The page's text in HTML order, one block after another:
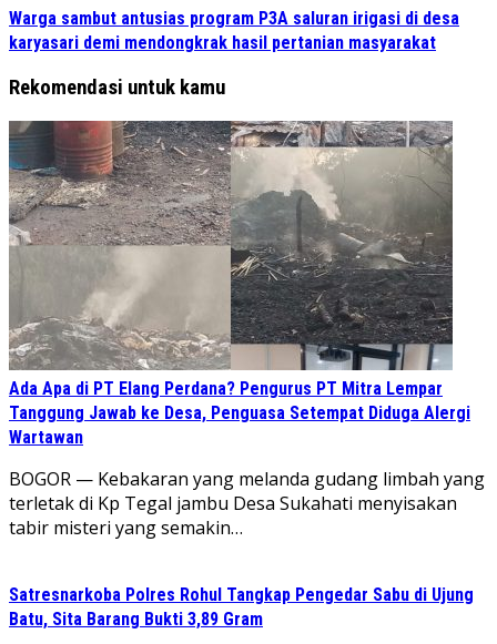
Warga sambut antusias program P3A saluran irigasi di desa
karyasari demi mendongkrak hasil pertanian masyarakat
Rekomendasi untuk kamu
Ada Apa di PT Elang Perdana? Pengurus PT Mitra Lempar
Tanggung Jawab ke Desa, Penguasa Setempat Diduga Alergi
Wartawan
​BOGOR — Kebakaran yang melanda gudang limbah yang
terletak di Kp Tegal jambu Desa Sukahati menyisakan
tabir misteri yang semakin…
Satresnarkoba Polres Rohul Tangkap Pengedar Sabu di Ujung
Batu, Sita Barang Bukti 3,89 Gram